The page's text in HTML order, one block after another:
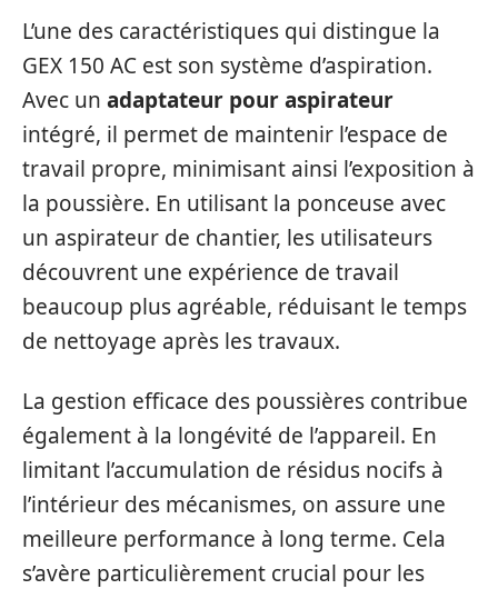
L’une des caractéristiques qui distingue la
GEX 150 AC est son système d’aspiration.
Avec un adaptateur pour aspirateur
intégré, il permet de maintenir l’espace de
travail propre, minimisant ainsi l’exposition à
la poussière. En utilisant la ponceuse avec
un aspirateur de chantier, les utilisateurs
découvrent une expérience de travail
beaucoup plus agréable, réduisant le temps
de nettoyage après les travaux.
La gestion efficace des poussières contribue
également à la longévité de l’appareil. En
limitant l’accumulation de résidus nocifs à
l’intérieur des mécanismes, on assure une
meilleure performance à long terme. Cela
s’avère particulièrement crucial pour les